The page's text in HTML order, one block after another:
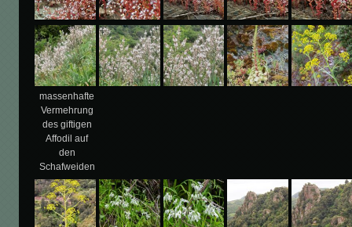
massenhafte
Vermehrung
des giftigen
Affodil auf
den
Schafweiden